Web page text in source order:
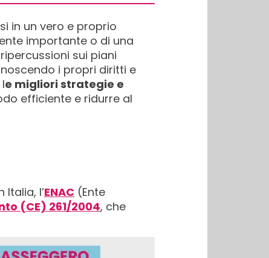
in un vero e proprio
importante o di una
sui piani
i propri diritti e
e migliori strategie e
efficiente e ridurre al
l’ENAC (Ente
(CE) 261/2004, che